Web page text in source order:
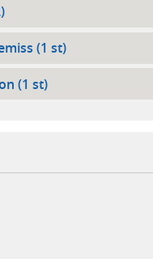
(1 st)
(1 st)
i ny flik, extern
flik, extern webbplats,
i ny flik, extern
din e-postklient,